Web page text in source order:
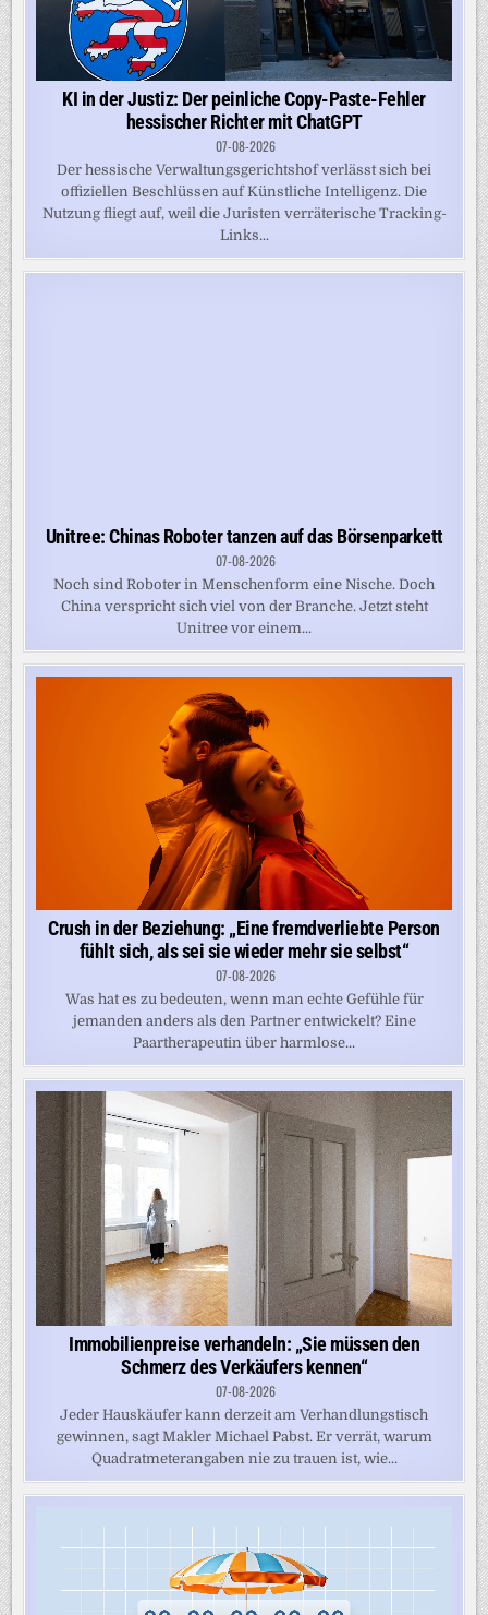
KI in der Justiz: Der peinliche Copy-Paste-Fehler
hessischer Richter mit ChatGPT
07-08-2026
Der hessische Verwaltungsgerichtshof verlässt sich bei
offiziellen Beschlüssen auf Künstliche Intelligenz. Die
Nutzung fliegt auf, weil die Juristen verräterische Tracking-
Links...
Unitree: Chinas Roboter tanzen auf das Börsenparkett
07-08-2026
Noch sind Roboter in Menschenform eine Nische. Doch
China verspricht sich viel von der Branche. Jetzt steht
Unitree vor einem...
Crush in der Beziehung: „Eine fremdverliebte Person
fühlt sich, als sei sie wieder mehr sie selbst“
07-08-2026
Was hat es zu bedeuten, wenn man echte Gefühle für
jemanden anders als den Partner entwickelt? Eine
Paartherapeutin über harmlose...
Immobilienpreise verhandeln: „Sie müssen den
Schmerz des Verkäufers kennen“
07-08-2026
Jeder Hauskäufer kann derzeit am Verhandlungstisch
gewinnen, sagt Makler Michael Pabst. Er verrät, warum
Quadratmeterangaben nie zu trauen ist, wie...